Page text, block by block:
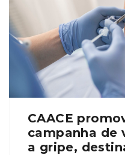
CAACE
campanha de
a gripe,